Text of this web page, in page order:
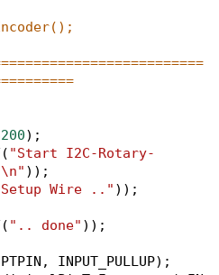
);
( "Start I2C-Rotary-
));
Wire .." ));
( ".. done" ));
, INPUT_PULLUP);